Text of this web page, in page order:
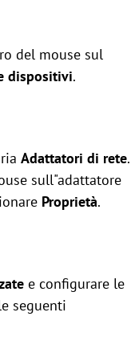
del mouse sul
dispositivi.
Adattatori di rete.
sull"adattatore
Proprietà.
e configurare le
seguenti